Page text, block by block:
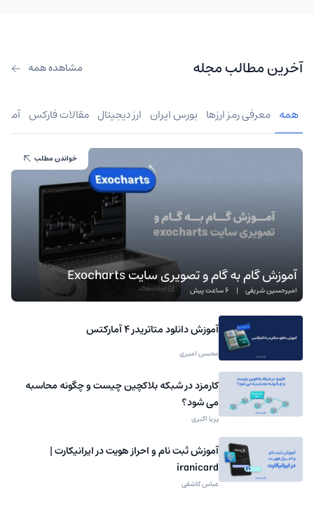
آخرین مطالب مجله مشاهده همه
همه معرفی رمز ارزها بورس ایران ارز دیجیتال مقالات فارکس
آموزش گام به گام و تصویری سایت Exocharts
امیرحسین شریفی | 6 ساعت پیش
خواندن مطلب
آموزش دانلود متاتریدر 4 آمارکتس
محسن امیری
کارمزد در شبکه بلاکچین چیست و چگونه محاسبه
می شود؟
پریا اکبری
آموزش ثبت نام و احراز هویت در ایرانیکارت |
iranicard
عباس کاشفی